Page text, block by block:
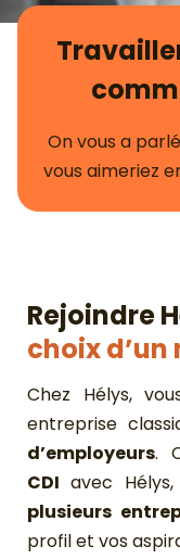
On vous a
vous aimeriez
Rejoindre
choix
Chez Hélys,
entreprise
d’employeurs.
CDI avec
plusieurs
profil et vos